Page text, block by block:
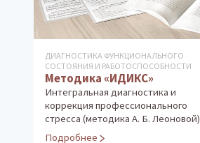
ДИАГНОСТИКА ФУНКЦИОНАЛЬНОГО
СОСТОЯНИЯ И РАБОТОСПОСОБНОСТИ
Методика «ИДИКС»
Интегральная диагностика и
коррекция профессионального
стресса (методика А. Б. Леоновой)
Подробнее